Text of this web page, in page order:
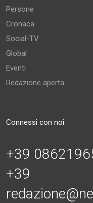
Persone
Cronaca
Social-TV
Global
Eventi
Redazione aperta
Connessi con noi
+39
+39